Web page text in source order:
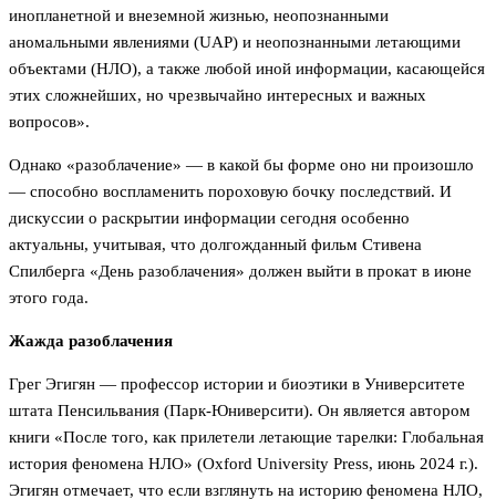
инопланетной и внеземной жизнью, неопознанными
аномальными явлениями (UAP) и неопознанными летающими
объектами (НЛО), а также любой иной информации, касающейся
этих сложнейших, но чрезвычайно интересных и важных
вопросов».
Однако «разоблачение» — в какой бы форме оно ни произошло
— способно воспламенить пороховую бочку последствий. И
дискуссии о раскрытии информации сегодня особенно
актуальны, учитывая, что долгожданный фильм Стивена
Спилберга «День разоблачения» должен выйти в прокат в июне
этого года.
Жажда разоблачения
Грег Эгигян — профессор истории и биоэтики в Университете
штата Пенсильвания (Парк-Юниверсити). Он является автором
книги «После того, как прилетели летающие тарелки: Глобальная
история феномена НЛО» (Oxford University Press, июнь 2024 г.).
Эгигян отмечает, что если взглянуть на историю феномена НЛО,